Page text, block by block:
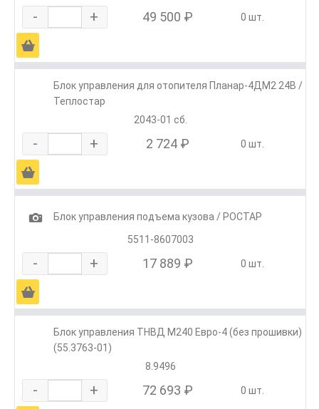
- + 49 500 ₽ 0 шт.
Ä
Блок управления для отопителя Планар-4ДМ2 24В /
Теплостар
2043-01 сб.
- + 2 724 ₽ 0 шт.
Ä
1
Блок управления подъема кузова / РОСТАР
5511-8607003
- + 17 889 ₽ 0 шт.
Ä
Блок управления ТНВД М240 Евро-4 (без прошивки)
(55.3763-01)
8.9496
- + 72 693 ₽ 0 шт.